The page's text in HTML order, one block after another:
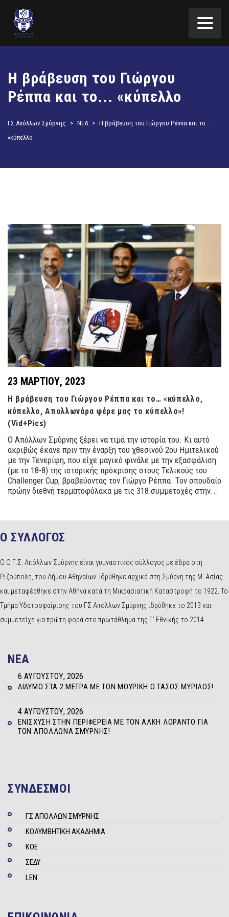
Η βράβευση του Γιώργου
Ρέππα και το... «κύπελλο
ΓΣ Απόλλων Σμύρνης > ΝΕΑ > Η βράβευση του Γιώργου Ρέππα και το...
«κύπελλο
23 ΜΑΡΤΊΟΥ, 2023
Η βράβευση του Γιώργου Ρέππα και το… «κύπελλο,
κύπελλο, Απολλωνάρα φέρε μας το κύπελλο»!
(Vid+Pics)
Ο Απόλλων Σμύρνης ξέρει να τιμά την ιστορία του. Κι αυτό
ακριβώς έκανε πριν την έναρξη του χθεσινού 2ου Ημιτελικού
με την Τενερίφη, που είχε μαγικό φινάλε με την εξασφάλιση
(με το 18-8) της ιστορικής πρόκρισης στους Τελικούς του
Challenger Cup, βραβεύοντας τον Γιώργο Ρέππα. Τον σπουδαίο
πρώην διεθνή τερματοφύλακα με τις 318 συμμετοχές στην...
Ο ΣΥΛΛΟΓΟΣ
Ο Ο Γ.Σ. Απόλλων Σμύρνης είναι γυμναστικός σύλλογος με έδρα στη
Ριζούπολη, του Δήμου Αθηναίων. Ιδρύθηκε αρχικά στη Σμύρνη της Μ. Ασίας
και μεταφέρθηκε στην Αθήνα κατά τη Μικρασιατική Καταστροφή το 1922. Το
Τμήμα Υδατοσφαίρισης του ΓΣ Απόλλων Σμύρνης ιδρύθηκε το 2013 και
συμμετείχε για πρώτη φορά στο πρωτάθλημα της Γ’ Εθνικής το 2014.
NEA
ΔΊΔΥΜΟ ΣΤΑ 2 ΜΈΤΡΑ ΜΕ ΤΟΝ ΜΟΥΡΊΚΗ Ο ΤΆΣΟΣ ΜΥΡΊΛΟΣ!
6 ΑΥΓΟΎΣΤΟΥ, 2026
ΕΝΊΣΧΥΣΗ ΣΤΗΝ ΠΕΡΙΦΈΡΕΙΑ ΜΕ ΤΟΝ ΆΛΚΗ ΛΟΡΆΝΤΟ ΓΙΑ
ΤΟΝ ΑΠΌΛΛΩΝΑ ΣΜΎΡΝΗΣ!
4 ΑΥΓΟΎΣΤΟΥ, 2026
ΣΥΝΔΕΣΜΟΙ
ΓΣ ΑΠΟΛΛΩΝ ΣΜΥΡΝΗΣ
ΚΟΛΥΜΒΗΤΙΚΗ ΑΚΑΔΗΜΙΑ
ΚΟΕ
ΣΕΔΥ
LEN